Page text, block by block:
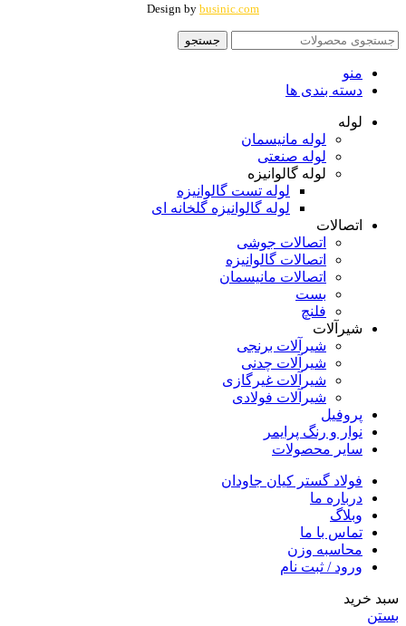
Design by businic.com
جستجو
منو
دسته بندی ها
لوله
لوله مانیسمان
لوله صنعتی
لوله گالوانیزه
لوله تست گالوانیزه
لوله گالوانیزه گلخانه ای
اتصالات
اتصالات جوشی
اتصالات گالوانیزه
اتصالات مانیسمان
بست
فلنچ
شیرآلات
شیرآلات برنجی
شیرآلات چدنی
شیرآلات غیرگازی
شیرآلات فولادی
پروفیل
نوار و رنگ پرایمر
سایر محصولات
فولاد گستر کیان جاودان
درباره ما
وبلاگ
تماس با ما
محاسبه وزن
ورود / ثبت نام
سبد خرید
بستن